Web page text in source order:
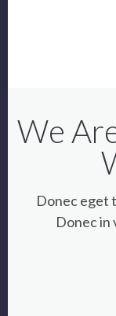
We
Donec eget
Donec in